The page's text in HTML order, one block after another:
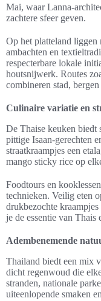
Mai, waar Lanna-
zachtere sfeer geven.
Op het platteland liggen
ambachten en
respecterbare lokale
houtsnijwerk. Routes
combineren stad,
Culinaire variatie en
De Thaise keuken biedt
pittige Isaan-gerechten
straatkraampjes een
mango sticky rice op
Foodtours en
technieken. Veilig eten
drukbezochte
je de essentie van Thais
Adembenemende
Thailand biedt een mix
dicht regenwoud die
stranden, nationale
uiteenlopende smaken